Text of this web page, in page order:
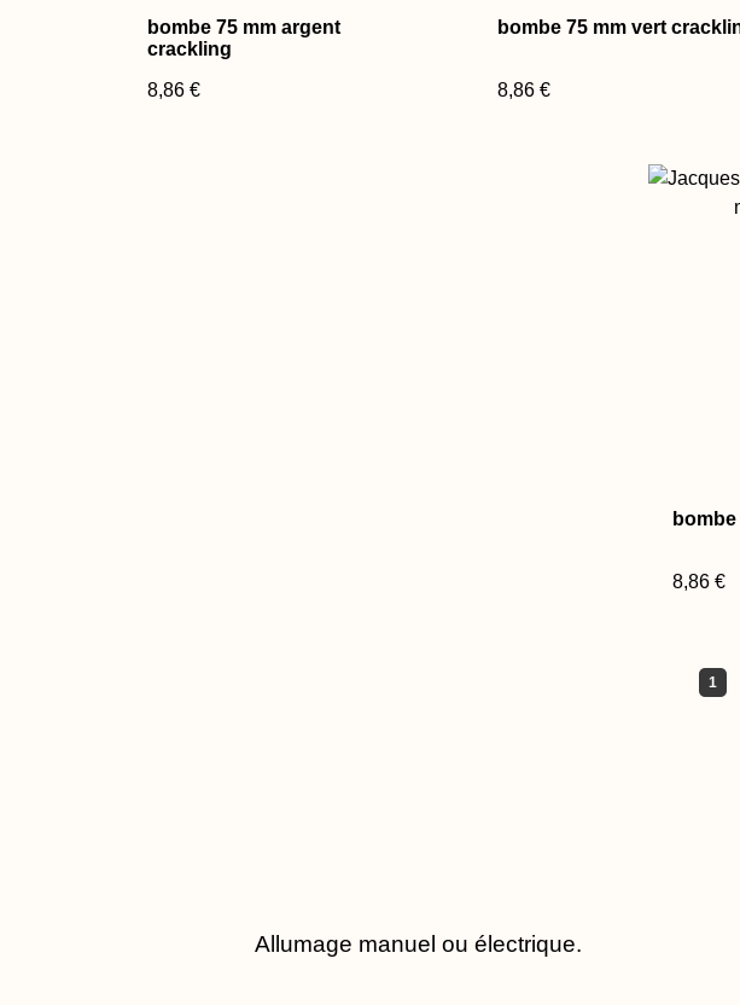
bombe 75 mm argent
crackling
8,86 €
bombe 75 mm vert
8,86 €
8,86 €
1
Allumage manuel ou électrique.